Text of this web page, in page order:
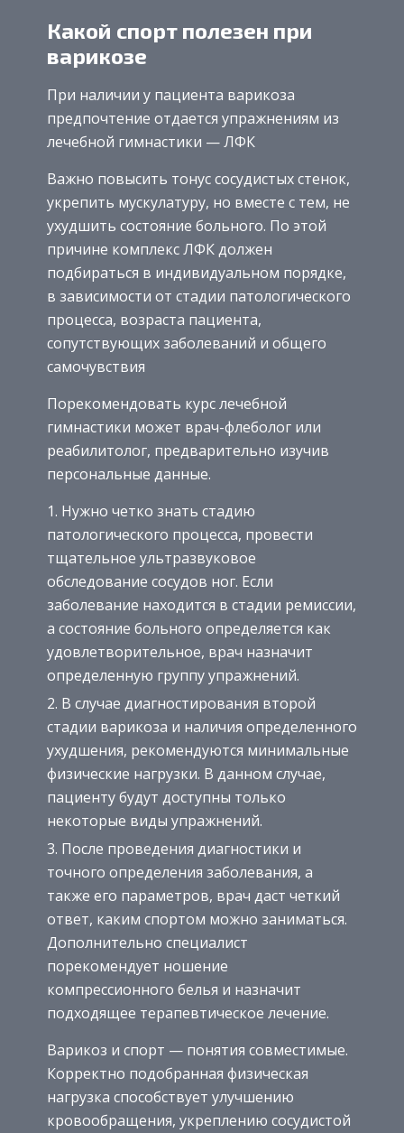
Какой спорт полезен при
варикозе
При наличии у пациента варикоза
предпочтение отдается упражнениям из
лечебной гимнастики — ЛФК
Важно повысить тонус сосудистых стенок,
укрепить мускулатуру, но вместе с тем, не
ухудшить состояние больного. По этой
причине комплекс ЛФК должен
подбираться в индивидуальном порядке,
в зависимости от стадии патологического
процесса, возраста пациента,
сопутствующих заболеваний и общего
самочувствия
Порекомендовать курс лечебной
гимнастики может врач-флеболог или
реабилитолог, предварительно изучив
персональные данные.
Нужно четко знать стадию
патологического процесса, провести
тщательное ультразвуковое
обследование сосудов ног. Если
заболевание находится в стадии ремиссии,
а состояние больного определяется как
удовлетворительное, врач назначит
определенную группу упражнений.
В случае диагностирования второй
стадии варикоза и наличия определенного
ухудшения, рекомендуются минимальные
физические нагрузки. В данном случае,
пациенту будут доступны только
некоторые виды упражнений.
После проведения диагностики и
точного определения заболевания, а
также его параметров, врач даст четкий
ответ, каким спортом можно заниматься.
Дополнительно специалист
порекомендует ношение
компрессионного белья и назначит
подходящее терапевтическое лечение.
Варикоз и спорт — понятия совместимые.
Корректно подобранная физическая
нагрузка способствует улучшению
кровообращения, укреплению сосудистой